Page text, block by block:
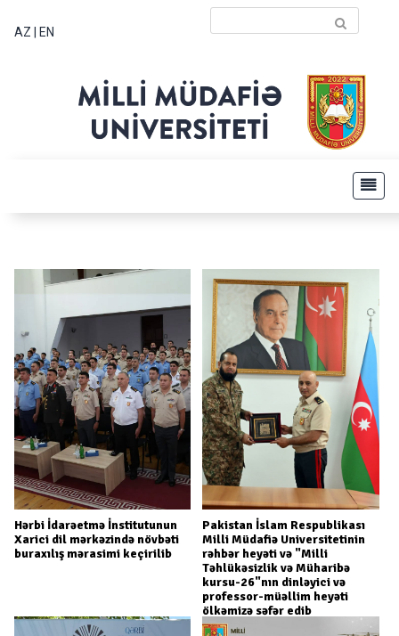
AZ EN
Hərbi İdarəetmə İnstitutunun
Xarici dil mərkəzində növbəti
buraxılış mərasimi keçirilib
Pakistan İslam Respublikası
Milli Müdafiə Universitetinin
rəhbər heyəti və "Milli
Təhlükəsizlik və Müharibə
kursu-26"nın dinləyici və
professor-müəllim heyəti
ölkəmizə səfər edib